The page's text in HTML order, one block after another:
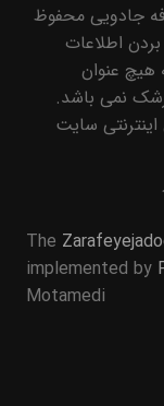
جادویی محفوظ
اطلاعات
هیچ عنوان
نمی باشد.
سایت
The
implemented by
Motamedi